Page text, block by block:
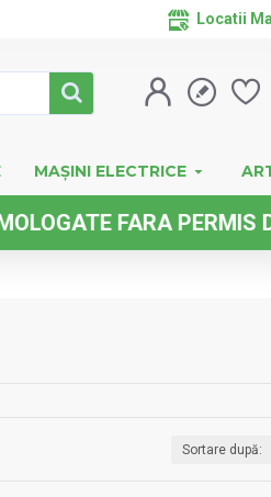
Locatii
MAȘINI ELECTRICE
PERMIS DE CONDUCERE
Sortare după: